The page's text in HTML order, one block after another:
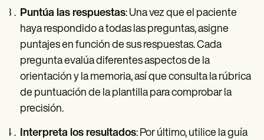
Puntúa las respuestas: Una vez que el paciente
haya respondido a todas las preguntas, asigne
puntajes en función de sus respuestas. Cada
pregunta evalúa diferentes aspectos de la
orientación y la memoria, así que consulta la rúbrica
de puntuación de la plantilla para comprobar la
precisión.
Interpreta los resultados: Por último, utilice la guía